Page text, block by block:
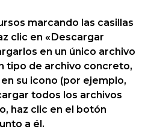
marcando las casillas
clic en «Descargar
en un único archivo
tipo de archivo concreto,
su icono (por ejemplo,
todos los archivos
haz clic en el botón
a él.